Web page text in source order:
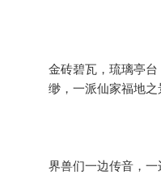
金砖碧瓦，琉璃亭
缈，一派仙家福地之
界兽们一边传音，